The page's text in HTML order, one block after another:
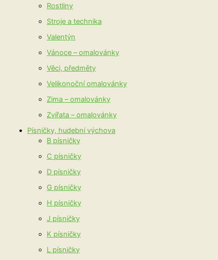
Rostliny
Stroje a technika
Valentýn
Vánoce – omalovánky
Věci, předměty
Velikonoční omalovánky
Zima – omalovánky
Zvířata – omalovánky
Písničky, hudební výchova
B písničky
C písničky
D písničky
G písničky
H písničky
J písničky
K písničky
L písničky